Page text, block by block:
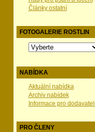
Články ostatní
FOTOGALERIE ROSTLIN
NABÍDKA
Aktuální nabídka
Archiv nabídek
Informace pro
PRO ČLENY